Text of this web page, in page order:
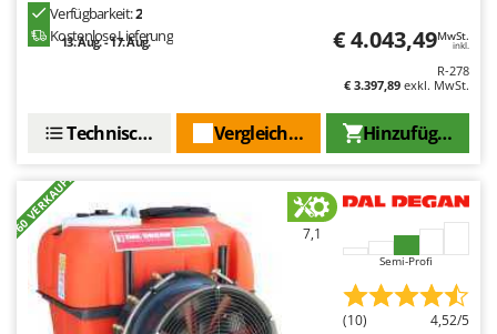
Verfügbarkeit:2
Kostenlose Lieferung
13. Aug. - 17. Aug. € 4.043,49MwSt.
inkl.
R-278
€ 3.397,89 exkl. MwSt.
Hinzufügen
Vergleichen Sie
Technische Daten
+60 VERKAUFT 7,1
Semi-Profi
(10) 4,52/5